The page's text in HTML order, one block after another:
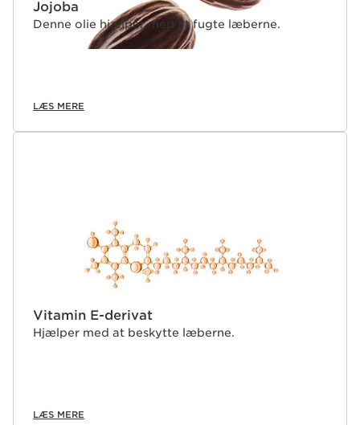
Jojoba
Denne olie hjælper med at fugte læberne.
LÆS MERE
Vitamin E-derivat
Hjælper med at beskytte læberne.
LÆS MERE